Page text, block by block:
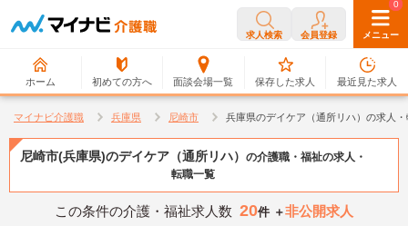
求人検索 会員登録 メニュー
ホーム 初めての方へ 面談会場一覧
0
保存した求人
0
最近見た求人
マイナビ介護職 兵庫県 尼崎市 兵庫県のデイケア（通所リハ）の求人
尼崎市(兵庫県)のデイケア（通所リハ） の介護職・福祉の求人・
転職一覧
この条件の介護・福祉求人数 20件 ＋非公開求人